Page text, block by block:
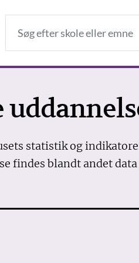
statistik og
findes blandt andet